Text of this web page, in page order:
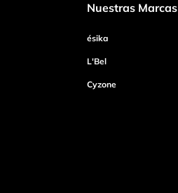
Tu nombre
Nuestras Marcas
ésika
L'Bel
Cyzone